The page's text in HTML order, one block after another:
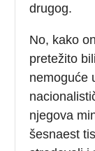
drugog.
No, kako
pretežito
nemoguće
njegova
šesnaest